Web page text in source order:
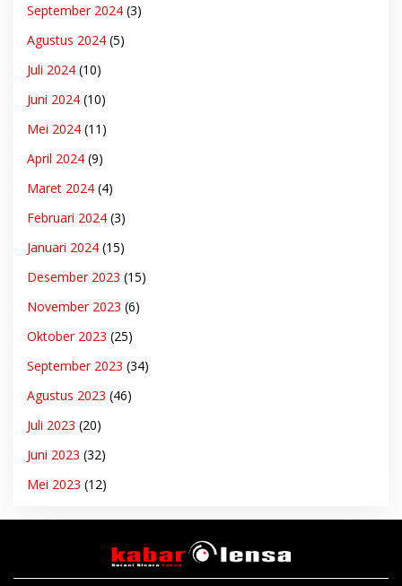
September 2024 (3)
Agustus 2024 (5)
Juli 2024 (10)
Juni 2024 (10)
Mei 2024 (11)
April 2024 (9)
Maret 2024 (4)
Februari 2024 (3)
Januari 2024 (15)
Desember 2023 (15)
November 2023 (6)
Oktober 2023 (25)
September 2023 (34)
Agustus 2023 (46)
Juli 2023 (20)
Juni 2023 (32)
Mei 2023 (12)